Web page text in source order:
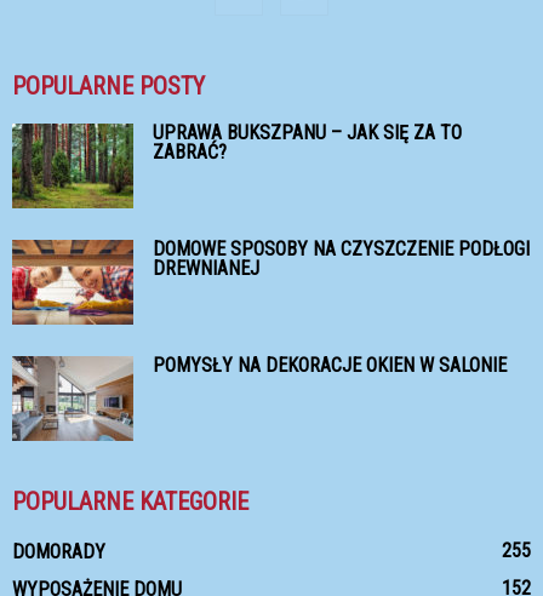
POPULARNE POSTY
UPRAWA BUKSZPANU – JAK SIĘ ZA TO
ZABRAĆ?
DOMOWE SPOSOBY NA CZYSZCZENIE PODŁOGI
DREWNIANEJ
POMYSŁY NA DEKORACJE OKIEN W SALONIE
POPULARNE KATEGORIE
DOMORADY
255
WYPOSAŻENIE DOMU
152